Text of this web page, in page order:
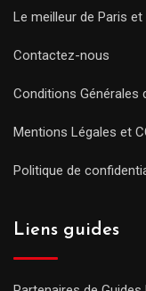
Le meilleur de Paris
Contactez-nous
Conditions Générales
Mentions Légales et
Politique de
Liens guides